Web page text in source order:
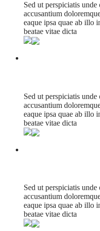
Sed ut perspiciatis
accusantium
eaque ipsa quae ab illo
beatae vitae dicta
Sed ut perspiciatis
accusantium
eaque ipsa quae ab illo
beatae vitae dicta
Sed ut perspiciatis
accusantium
eaque ipsa quae ab illo
beatae vitae dicta